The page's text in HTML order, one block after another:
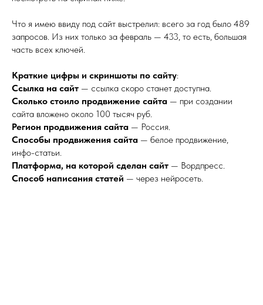
Что я имею ввиду под сайт выстрелил: всего за год было 489
запросов. Из них только за февраль — 433, то есть, большая
часть всех ключей.
Краткие цифры и скриншоты по сайту:
Ссылка на сайт — ссылка скоро станет доступна.
Сколько стоило продвижение сайта — при создании
сайта вложено около 100 тысяч руб.
Регион продвижения сайта — Россия.
Способы продвижения сайта — белое продвижение,
инфо-статьи.
Платформа, на которой сделан сайт — Вордпресс.
Способ написания статей — через нейросеть.